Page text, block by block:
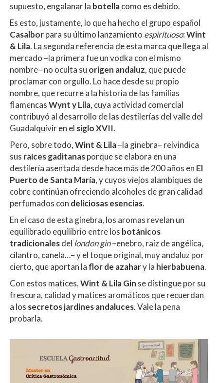
supuesto, engalanar la botellacomo es debido.
Es esto, justamente, lo que ha hecho el grupo español
Casalborpara su último lanzamiento espirituoso:Wint
& Lila. La segunda referencia de esta marca que llega al
mercado –la primera fue un vodka con el mismo
nombre– no oculta su origen andaluz, que puede
proclamar con orgullo. Lo hace desde su propio
nombre, que recurre a la historia de las familias
flamencasWynt y Lila, cuya actividad comercial
contribuyó al desarrollo de las destilerías del valle del
Guadalquivir en el siglo XVII.
Pero, sobre todo,Wint & Lila–la ginebra– reivindica
sus raíces gaditanasporque se elabora en una
destilería asentada desde hace más de 200 años en El
Puerto de Santa María, y cuyos viejos alambiques de
cobre continúan ofreciendo alcoholes de gran calidad
perfumados con deliciosas esencias.
En el caso de esta ginebra, los aromas revelan un
equilibrado equilibrio entre los botánicos
tradicionalesdel london gin–enebro, raíz de angélica,
cilantro, canela…– y el toque original, muy andaluz por
cierto, que aportan la flor de azahary la hierbabuena.
Con estos matices,Wint & Lila Gin se distingue por su
frescura, calidad y matices aromáticos que recuerdan
a los secretos jardines andaluces. Vale la pena
probarla.